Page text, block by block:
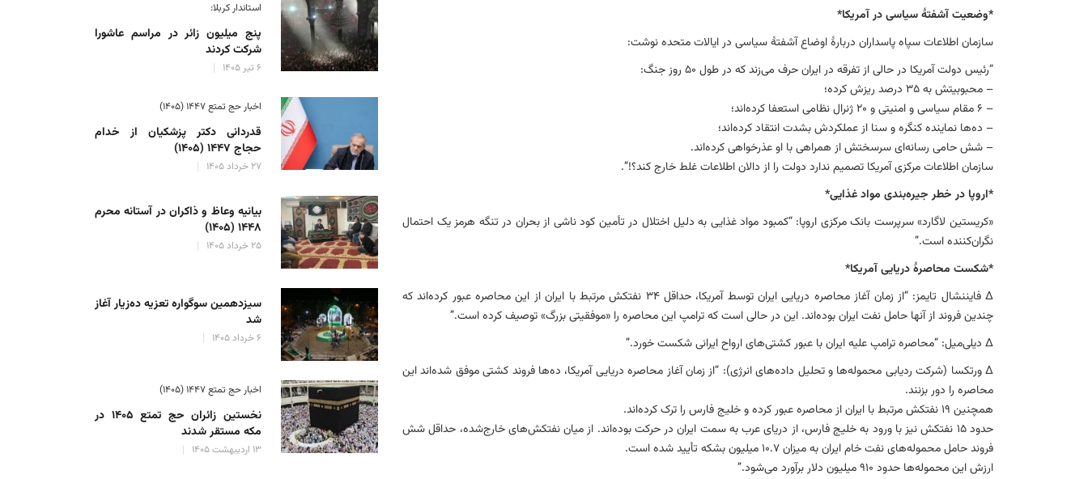
*وضعیت آشفتهٔ سیاسی در آمریکا*
سازمان اطلاعات سپاه پاسداران دربارهٔ اوضاع آشفتهٔ سیاسی در ایالات متحده نوشت:
“رئیس دولت آمریکا در حالی از تفرقه در ایران حرف می‌زند که در طول ۵۰ روز جنگ:
– محبوبیتش به ۳۵ درصد ریزش کرده؛
– ۶ مقام سیاسی و امنیتی و ۲۰ ژنرال نظامی استعفا کرده‌اند؛
– ده‌ها نماینده کنگره و سنا از عملکردش بشدت انتقاد کرده‌اند؛
– شش حامی رسانه‌ای سرسختش از همراهی با او عذرخواهی کرده‌اند.
سازمان اطلاعات مرکزی آمریکا تصمیم ندارد دولت را از دالان اطلاعات غلط خارج کند؟!”.
*اروپا در خطر جیره‌بندی مواد غذایی*
«کریستین لاگارد» سرپرست بانک مرکزی اروپا: “کمبود مواد غذایی به دلیل اختلال در تأمین کود ناشی از بحران در تنگه هرمز یک احتمال
نگران‌کننده است.”
*شکست محاصرهٔ دریایی آمریکا*
∆ فایننشال تایمز: “از زمان آغاز محاصره دریایی ایران توسط آمریکا، حداقل ۳۴ نفتکش مرتبط با ایران از این محاصره عبور کرده‌اند که
چندین فروند از آنها حامل نفت ایران بوده‌اند. این در حالی است که ترامپ این محاصره را «موفقیتی بزرگ» توصیف کرده است.”
∆ دیلی‌میل: “محاصره ترامپ علیه ایران با عبور کشتی‌های ارواح ایرانی شکست خورد.”
∆ ورتکسا (شرکت ردیابی محموله‌ها و تحلیل داده‌های انرژی): “از زمان آغاز محاصره دریایی آمریکا، ده‌ها فروند کشتی موفق شده‌اند این
محاصره را دور بزنند.
همچنین ۱۹ نفتکش مرتبط با ایران از محاصره عبور کرده و خلیج فارس را ترک کرده‌اند.
حدود ۱۵ نفتکش نیز با ورود به خلیج فارس، از دریای عرب به سمت ایران در حرکت بوده‌اند. از میان نفتکش‌های خارج‌شده، حداقل شش
فروند حامل محموله‌های نفت خام ایران به میزان ۱۰.۷ میلیون بشکه تأیید شده است.
ارزش این محموله‌ها حدود ۹۱۰ میلیون دلار برآورد می‌شود.”
استاندار کربلا:
پنج میلیون زائر در مراسم عاشورا
شرکت کردند
۶ تیر ۱۴۰۵
اخبار حج تمتع ۱۴۴۷ (۱۴۰۵)
قدردانی دکتر پزشکیان از خدام
حجاج ۱۴۴۷ (۱۴۰۵)
۲۷ خرداد ۱۴۰۵
بیانیه وعاظ و ذاکران در آستانه محرم
۱۴۴۸ (۱۴۰۵)
۲۵ خرداد ۱۴۰۵
سیزدهمین سوگواره تعزیه ده‌زیار آغاز
شد
۶ خرداد ۱۴۰۵
اخبار حج تمتع ۱۴۴۷ (۱۴۰۵)
نخستین زائران حج تمتع ۱۴۰۵ در
مکه مستقر شدند
۱۳ اردیبهشت ۱۴۰۵